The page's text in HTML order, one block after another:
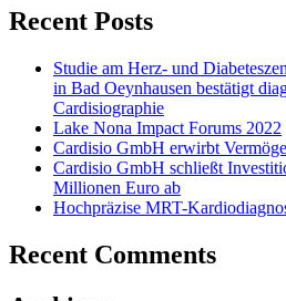
Recent Posts
Studie am Herz- und
in Bad Oeynhausen bestätigt
Cardisiographie
Lake Nona Impact Forums 2022
Cardisio GmbH erwirbt
Cardisio GmbH schließt
Millionen Euro ab
Hochpräzise MRT-
Recent Comments